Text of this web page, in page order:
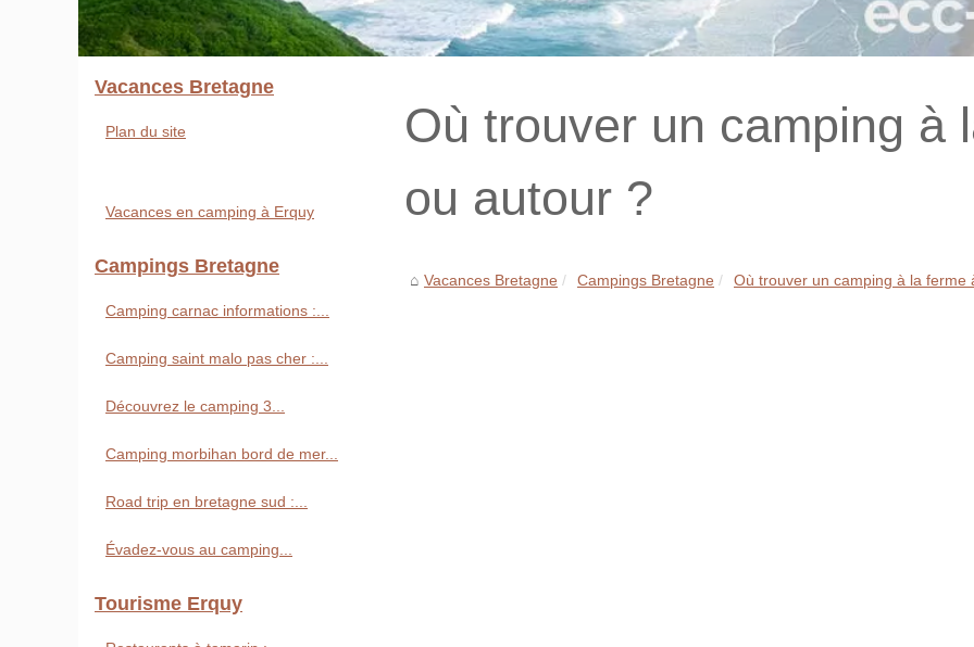
Où trouver un camping à
ou autour ?
Vacances Bretagne Campings Bretagne Où trouver un camping à la ferme
Vacances Bretagne
Plan du site
Vacances en camping à Erquy
Campings Bretagne
Camping carnac informations :...
Camping saint malo pas cher :...
Découvrez le camping 3...
Camping morbihan bord de mer...
Road trip en bretagne sud :...
Évadez-vous au camping...
Tourisme Erquy